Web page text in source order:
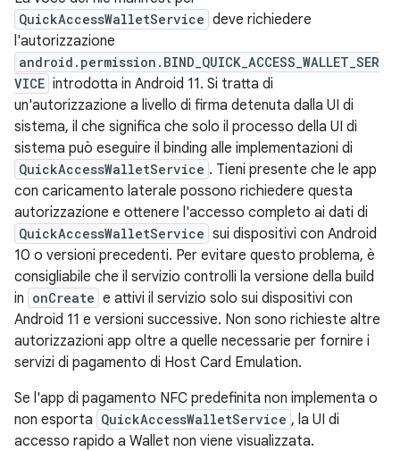
QuickAccessWalletService deve richiedere
l'autorizzazione
android.permission.BIND_QUICK_ACCESS_WALLET_SER
VICE introdotta in Android 11. Si tratta di
un'autorizzazione a livello di firma detenuta dalla UI di
sistema, il che significa che solo il processo della UI di
sistema può eseguire il binding alle implementazioni di
QuickAccessWalletService . Tieni presente che le app
con caricamento laterale possono richiedere questa
autorizzazione e ottenere l'accesso completo ai dati di
QuickAccessWalletService sui dispositivi con Android
10 o versioni precedenti. Per evitare questo problema, è
consigliabile che il servizio controlli la versione della build
in onCreate e attivi il servizio solo sui dispositivi con
Android 11 e versioni successive. Non sono richieste altre
autorizzazioni app oltre a quelle necessarie per fornire i
servizi di pagamento di Host Card Emulation.
Se l'app di pagamento NFC predefinita non implementa o
non esporta QuickAccessWalletService , la UI di
accesso rapido a Wallet non viene visualizzata.